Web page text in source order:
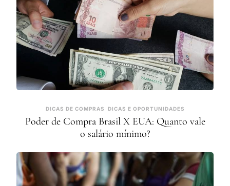
DICAS DE COMPRAS DICAS E OPORTUNIDADES
Poder de Compra Brasil X EUA: Quanto vale
o salário mínimo?